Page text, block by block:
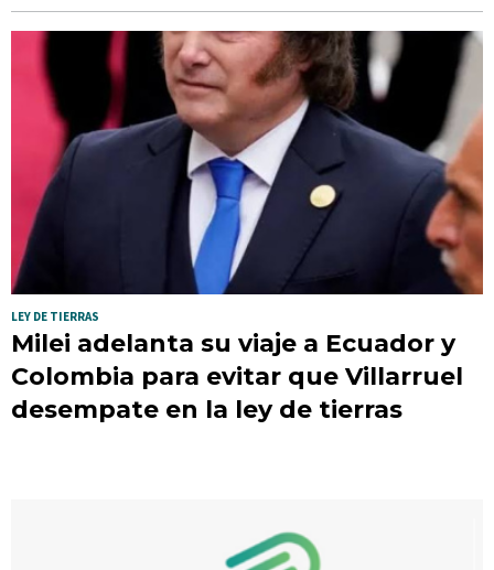
LEY DE TIERRAS
Milei adelanta su viaje a Ecuador y
Colombia para evitar que Villarruel
desempate en la ley de tierras